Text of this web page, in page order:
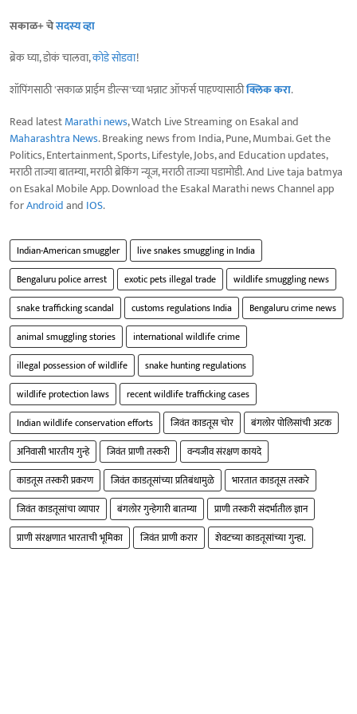
सकाळ+ चेसदस्य व्हा
ब्रेक घ्या, डोकं चालवा,कोडे सोडवा!
शॉपिंगसाठी 'सकाळ प्राईम डील्स'च्या भन्नाट ऑफर्स पाहण्यासाठीक्लिक करा.
Read latestMarathi news, Watch Live Streaming on Esakal and
Maharashtra News. Breaking news from India, Pune, Mumbai. Get the
Politics, Entertainment, Sports, Lifestyle, Jobs, and Education updates,
मराठी ताज्या बातम्या, मराठी ब्रेकिंग न्यूज, मराठी ताज्या घडामोडी. And Live taja batmya
on Esakal Mobile App. Download the Esakal Marathi news Channel app
forAndroidand IOS.
Indian-American smuggler
live snakes smuggling in India
Bengaluru police arrest
exotic pets illegal trade
wildlife smuggling news
snake trafficking scandal
customs regulations India
Bengaluru crime news
animal smuggling stories
international wildlife crime
illegal possession of wildlife
snake hunting regulations
wildlife protection laws
recent wildlife trafficking cases
Indian wildlife conservation efforts
जिवंत काडतूस चोर
बंगलोर पोलिसांची अटक
अनिवासी भारतीय गुन्हे
जिवंत प्राणी तस्करी
वन्यजीव संरक्षण कायदे
काडतूस तस्करी प्रकरण
जिवंत काडतूसांच्या प्रतिबंधामुळे
भारतात काडतूस तस्करे
जिवंत काडतूसांचा व्यापार
बंगलोर गुन्हेगारी बातम्या
प्राणी तस्करी संदर्भातील ज्ञान
प्राणी संरक्षणात भारताची भूमिका
जिवंत प्राणी करार शेवटच्या काडतूसांच्या गुन्हा.